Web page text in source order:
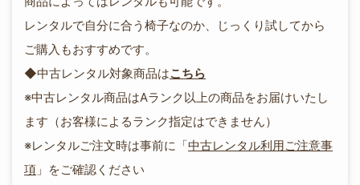
レンタルで自分に合う椅子なのか、じっくり試してから
ご購入もおすすめです。
◆中古レンタル対象商品はこちら
※中古レンタル商品はAランク以上の商品をお届けいたし
ます（お客様によるランク指定はできません）
※レンタルご注文時は事前に「中古レンタル利用ご注意事
項 」をご確認ください